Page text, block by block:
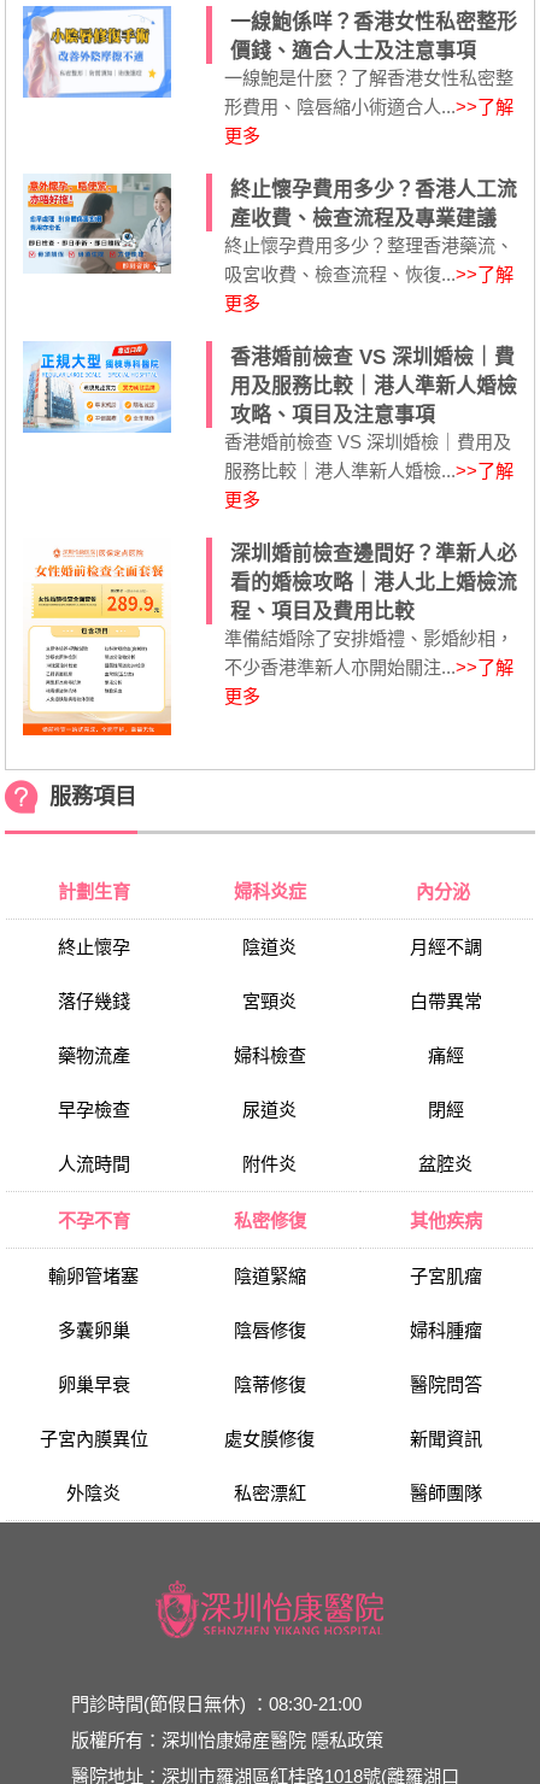
一線鮑係咩？香港女性私密整形
價錢、適合人士及注意事項
一線鮑是什麼？了解香港女性私密整
形費用、陰唇縮小術適合人...>>了解
更多
終止懷孕費用多少？香港人工流
產收費、檢查流程及專業建議
終止懷孕費用多少？整理香港藥流、
吸宮收費、檢查流程、恢復...>>了解
更多
香港婚前檢查 VS 深圳婚檢｜費
用及服務比較｜港人準新人婚檢
攻略、項目及注意事項
香港婚前檢查 VS 深圳婚檢｜費用及
服務比較｜港人準新人婚檢...>>了解
更多
深圳婚前檢查邊間好？準新人必
看的婚檢攻略｜港人北上婚檢流
程、項目及費用比較
準備結婚除了安排婚禮、影婚紗相，
不少香港準新人亦開始關注...>>了解
更多
服務項目
計劃生育
終止懷孕
落仔幾錢
藥物流產
早孕檢查
人流時間
婦科炎症
陰道炎
宮頸炎
婦科檢查
尿道炎
附件炎
內分泌
月經不調
白帶異常
痛經
閉經
盆腔炎
不孕不育
輸卵管堵塞
多囊卵巢
卵巢早衰
子宮內膜異位
外陰炎
私密修復
陰道緊縮
陰唇修復
陰蒂修復
處女膜修復
私密漂紅
其他疾病
子宮肌瘤
婦科腫瘤
醫院問答
新聞資訊
醫師團隊
門診時間(節假日無休) ：08:30-21:00
版權所有：深圳怡康婦産醫院 隱私政策
醫院地址：深圳市羅湖區紅桂路1018號(離羅湖口